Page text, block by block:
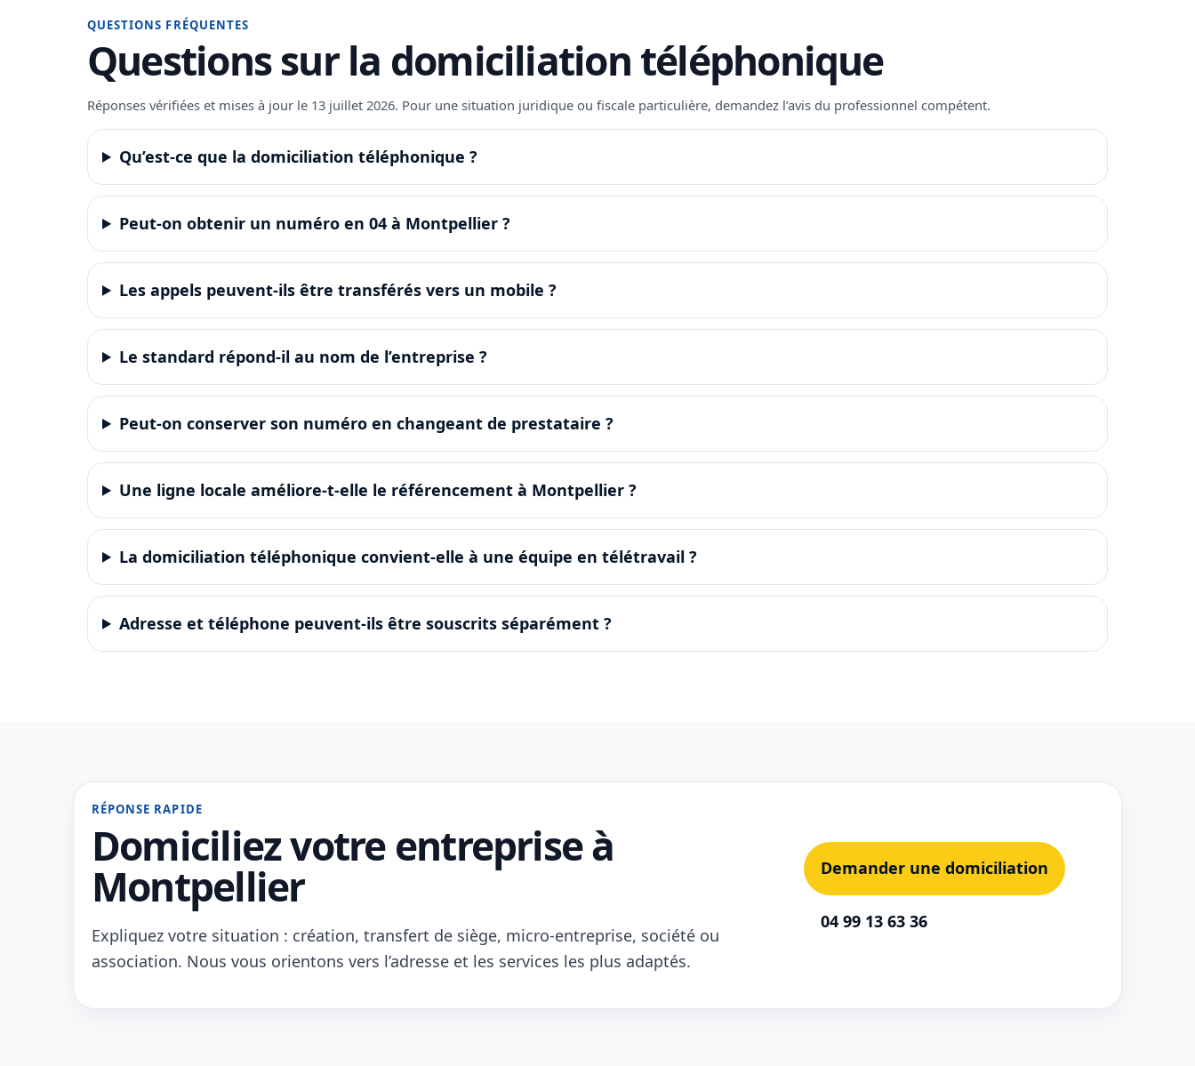
QUESTIONS FRÉQUENTES
Questions sur la domiciliation téléphonique
Réponses vérifiées et mises à jour le 13 juillet 2026. Pour une situation juridique ou fiscale particulière, demandez l’avis du professionnel compétent.
Qu’est-ce que la domiciliation téléphonique ?
Peut-on obtenir un numéro en 04 à Montpellier ?
Les appels peuvent-ils être transférés vers un mobile ?
Le standard répond-il au nom de l’entreprise ?
Peut-on conserver son numéro en changeant de prestataire ?
Une ligne locale améliore-t-elle le référencement à Montpellier ?
La domiciliation téléphonique convient-elle à une équipe en télétravail ?
Adresse et téléphone peuvent-ils être souscrits séparément ?
RÉPONSE RAPIDE
Domiciliez votre entreprise à
Montpellier
Expliquez votre situation : création, transfert de siège, micro-entreprise, société ou
association. Nous vous orientons vers l’adresse et les services les plus adaptés.
Demander une domiciliation
04 99 13 63 36